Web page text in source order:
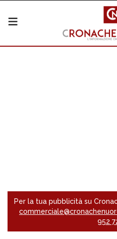
Per la tua pubblicità su
952